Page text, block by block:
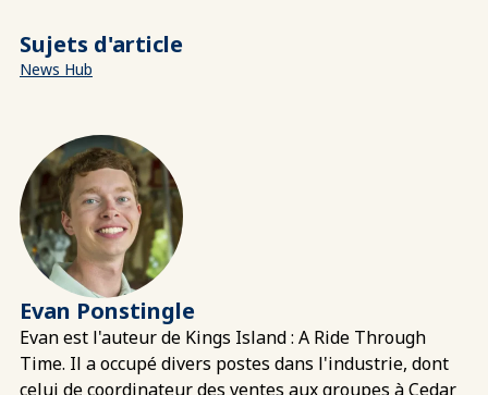
Sujets d'article
News Hub
Evan Ponstingle
Evan est l'auteur de Kings Island : A Ride Through
Time. Il a occupé divers postes dans l'industrie, dont
celui de coordinateur des ventes aux groupes à Cedar